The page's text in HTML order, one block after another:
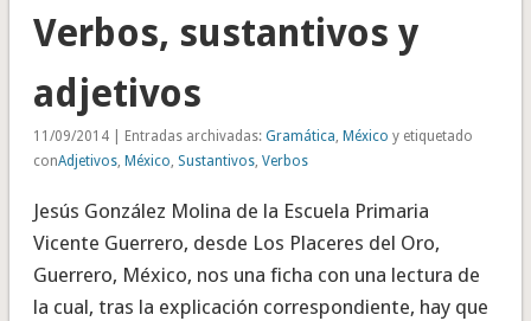
Verbos, sustantivos y
adjetivos
11/09/2014 | Entradas archivadas: Gramática, México y etiquetado
conAdjetivos, México, Sustantivos, Verbos
Jesús González Molina de la Escuela Primaria
Vicente Guerrero, desde Los Placeres del Oro,
Guerrero, México, nos una ficha con una lectura de
la cual, tras la explicación correspondiente, hay que